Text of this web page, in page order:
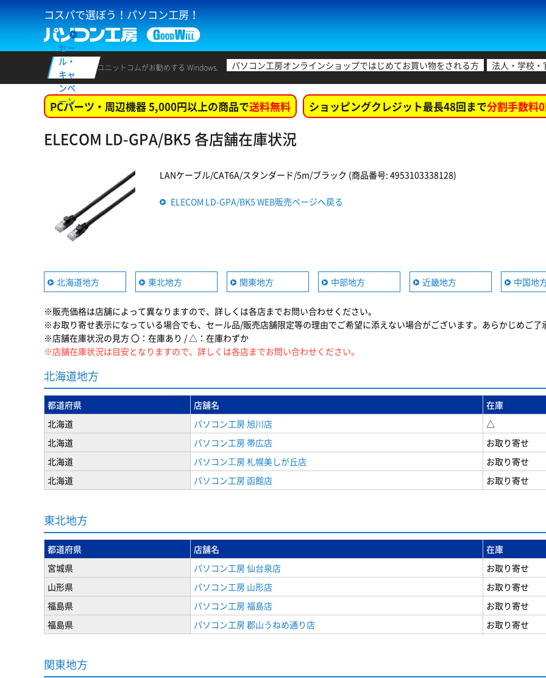
コスパで選ぼう！パソコン工房！
セー
ル・
キャ
ンペ
ーン
ユニットコムがお勧めする Windows. パソコン工房オンラインショップではじめてお買い物をされる方 法人・学校
PCパーツ・周辺機器 5,000円以上の商品で送料無料 ショッピングクレジット最長48回まで分割手数料
ELECOM LD-GPA/BK5 各店舗在庫状況
LANケーブル/CAT6A/スタンダード/5m/ブラック (商品番号: 4953103338128)
ELECOM LD-GPA/BK5 WEB販売ページへ戻る
北海道地方 東北地方 関東地方 中部地方 近畿地方 中国地
※販売価格は店舗によって異なりますので、詳しくは各店までお問い合わせください。
※お取り寄せ表示になっている場合でも、セール品/販売店舗限定等の理由でご希望に添えない場合がございます。あらかじめご了
※店舗在庫状況の見方 〇：在庫あり / △：在庫わずか
※店舗在庫状況は目安となりますので、詳しくは各店までお問い合わせください。
北海道地方
都道府県 店舗名
在庫
北海道
パソコン工房 旭川店
△
北海道
パソコン工房 帯広店
お取り寄せ
北海道
パソコン⼯房 札幌美しが丘店
お取り寄せ
北海道
パソコン工房 函館店 お取り寄せ
東北地方
都道府県 店舗名
在庫
宮城県
パソコン工房 仙台泉店
お取り寄せ
山形県
パソコン工房 山形店
お取り寄せ
福島県
パソコン工房 福島店
お取り寄せ
福島県
パソコン工房 郡山うねめ通り店 お取り寄せ
関東地方